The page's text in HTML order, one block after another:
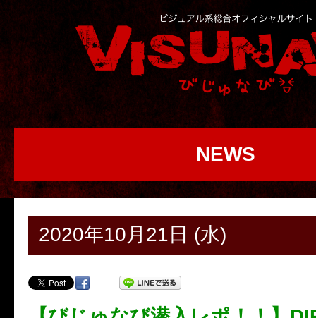
NEWS
2020年10月21日 (水)